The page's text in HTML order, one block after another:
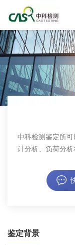
中科检测鉴定所
计分析、负荷分析
鉴定背景